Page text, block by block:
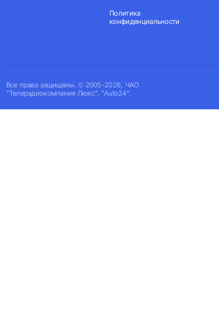
Все права защищены. © 2005-2026, ЧАО
"Телерадиокомпания Люкс". "Auto24".
Политика
конфиденциальности